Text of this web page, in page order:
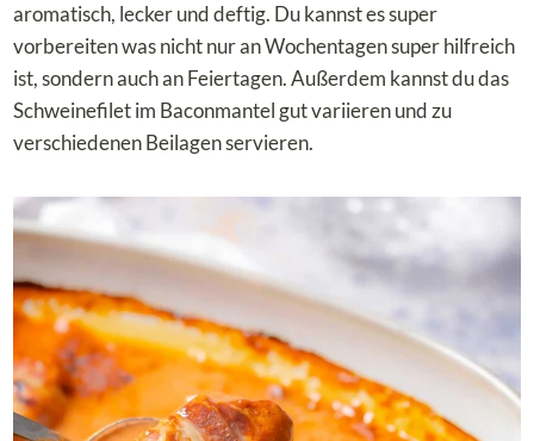
aromatisch, lecker und deftig. Du kannst es super
vorbereiten was nicht nur an Wochentagen super hilfreich
ist, sondern auch an Feiertagen. Außerdem kannst du das
Schweinefilet im Baconmantel gut variieren und zu
verschiedenen Beilagen servieren.